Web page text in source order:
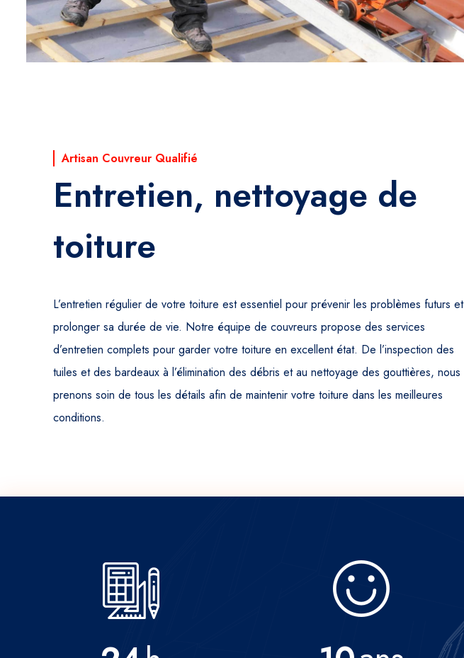
Artisan Couvreur Qualifié
Entretien, nettoyage de
toiture
L’entretien régulier de votre toiture est essentiel pour prévenir les problèmes futurs et
prolonger sa durée de vie. Notre équipe de couvreurs propose des services
d’entretien complets pour garder votre toiture en excellent état. De l’inspection des
tuiles et des bardeaux à l’élimination des débris et au nettoyage des gouttières, nous
prenons soin de tous les détails afin de maintenir votre toiture dans les meilleures
conditions.